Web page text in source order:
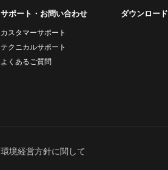
サポート・お問い合わせ
カスタマーサポート
テクニカルサポート
よくあるご質問
ダウンロード
環境経営方針に関して